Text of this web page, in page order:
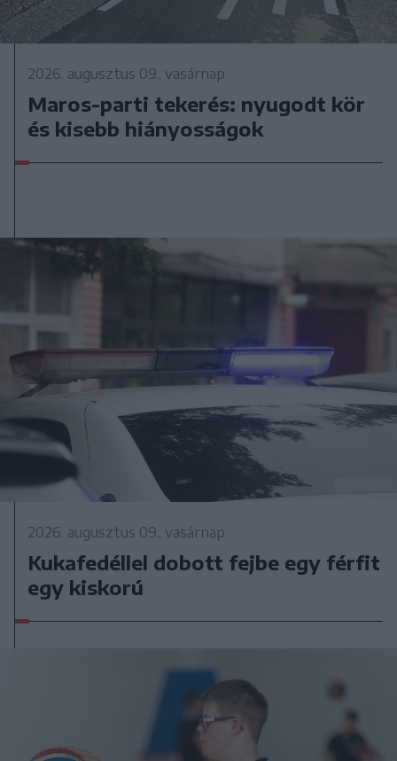
2026. augusztus 09., vasárnap
Maros-parti tekerés: nyugodt kör
és kisebb hiányosságok
2026. augusztus 09., vasárnap
Kukafedéllel dobott fejbe egy férfit
egy kiskorú